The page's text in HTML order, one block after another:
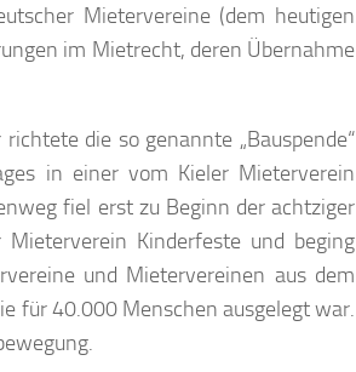
Mietervereine (dem heutigen
im Mietrecht, deren Übernahme
die so genannte „Bauspende“
in einer vom Kieler Mieterverein
fiel erst zu Beginn der achtziger
Kinderfeste und beging
und Mietervereinen aus dem
für 40.000 Menschen ausgelegt war.